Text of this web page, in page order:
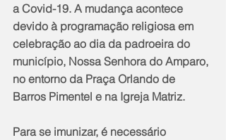
a Covid-19. A mudança acontece
devido à programação religiosa em
celebração ao dia da padroeira do
município, Nossa Senhora do Amparo,
no entorno da Praça Orlando de
Barros Pimentel e na Igreja Matriz.
Para se imunizar, é necessário